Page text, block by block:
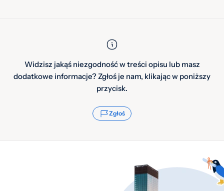
Widzisz jakąś niezgodność w treści opisu lub masz
dodatkowe informacje? Zgłoś je nam, klikając w poniższy
przycisk.
Zgłoś